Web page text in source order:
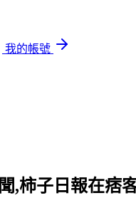
我的帳號
,柿子日報在痞